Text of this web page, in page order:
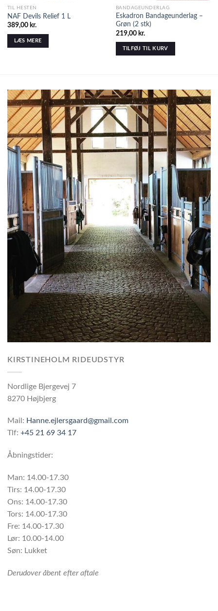
TIL HESTEN
NAF Devils Relief 1 L
389,00 kr.
LÆS MERE
BANDAGEUNDERLAG
Eskadron Bandageunderlag –
Grøn (2 stk)
219,00 kr.
TILFØJ TIL KURV
KIRSTINEHOLM RIDEUDSTYR
Nordlige Bjergevej 7
8270 Højbjerg
Mail: Hanne.ejlersgaard@gmail.com
Tlf: +45 21 69 34 17
Åbningstider:
Man: 14.00-17.30
Tirs: 14.00-17.30
Ons: 14.00-17.30
Tors: 14.00-17.30
Fre: 14.00-17.30
Lør: 10.00-14.00
Søn: Lukket
Derudover åbent efter aftale